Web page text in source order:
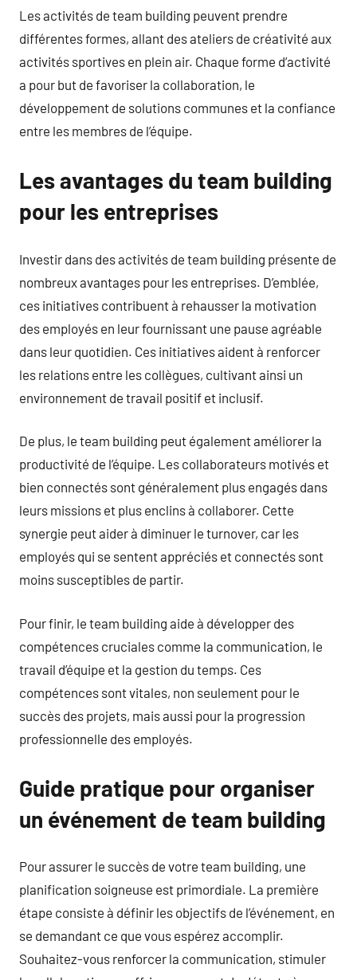
Les activités de team building peuvent prendre
différentes formes, allant des ateliers de créativité aux
activités sportives en plein air. Chaque forme d’activité
a pour but de favoriser la collaboration, le
développement de solutions communes et la confiance
entre les membres de l’équipe.
Les avantages du team building
pour les entreprises
Investir dans des activités de team building présente de
nombreux avantages pour les entreprises. D’emblée,
ces initiatives contribuent à rehausser la motivation
des employés en leur fournissant une pause agréable
dans leur quotidien. Ces initiatives aident à renforcer
les relations entre les collègues, cultivant ainsi un
environnement de travail positif et inclusif.
De plus, le team building peut également améliorer la
productivité de l’équipe. Les collaborateurs motivés et
bien connectés sont généralement plus engagés dans
leurs missions et plus enclins à collaborer. Cette
synergie peut aider à diminuer le turnover, car les
employés qui se sentent appréciés et connectés sont
moins susceptibles de partir.
Pour finir, le team building aide à développer des
compétences cruciales comme la communication, le
travail d’équipe et la gestion du temps. Ces
compétences sont vitales, non seulement pour le
succès des projets, mais aussi pour la progression
professionnelle des employés.
Guide pratique pour organiser
un événement de team building
Pour assurer le succès de votre team building, une
planification soigneuse est primordiale. La première
étape consiste à définir les objectifs de l’événement, en
se demandant ce que vous espérez accomplir.
Souhaitez-vous renforcer la communication, stimuler